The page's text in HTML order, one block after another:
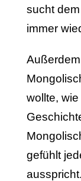
sucht
immer
wollte,
gefühlt